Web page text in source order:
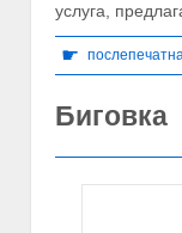
услуга,
☛
Биговка